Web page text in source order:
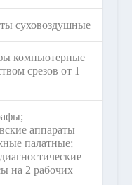
суховоздушные
компьютерные
срезов от 1
аппараты
палатные;
на 2 рабочих